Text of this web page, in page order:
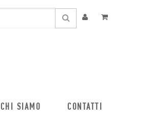
CHI SIAMO CONTATTI